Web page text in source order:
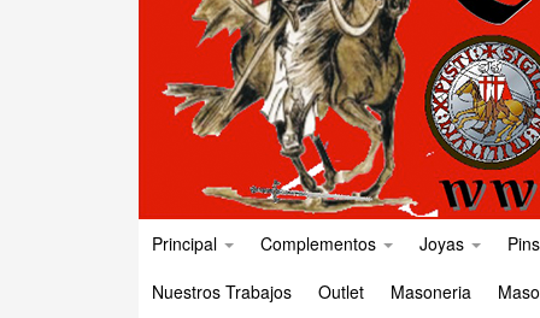
Principal Complementos Joyas
Pins
Nuestros Trabajos
Outlet Masoneria